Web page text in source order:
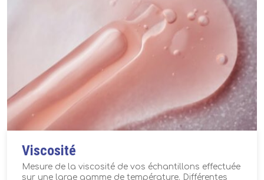
Viscosité
Mesure de la viscosité de vos échantillons effectuée
sur une large gamme de température. Différentes